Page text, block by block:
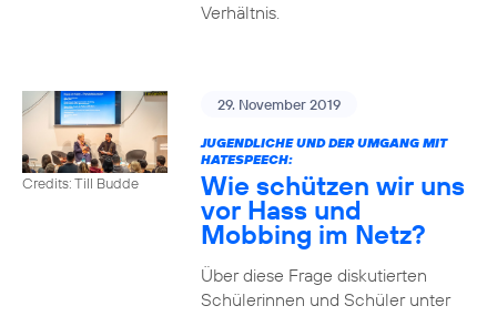
Verhältnis.
Credits: Till Budde
29. November 2019
JUGENDLICHE UND DER UMGANG MIT
HATESPEECH:
Wie schützen wir uns
vor Hass und
Mobbing im Netz?
Über diese Frage diskutierten
Schülerinnen und Schüler unter